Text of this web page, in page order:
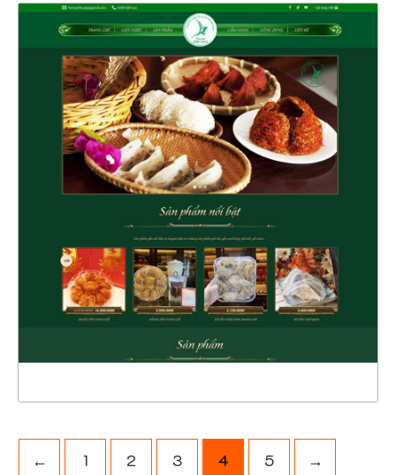
47147
CHI TIẾT
XEM THỰC TẾ
← 1 2 3 4 5 →